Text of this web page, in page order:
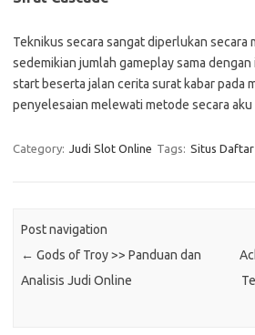
Teknikus secara sangat diperlukan secara
sedemikian jumlah gameplay sama
start beserta jalan cerita surat kabar pada
penyelesaian melewati metode secara
Category: Judi Slot Online Tags: Situs Daftar
Post navigation
← Gods of Troy >> Panduan dan
Analisis Judi Online